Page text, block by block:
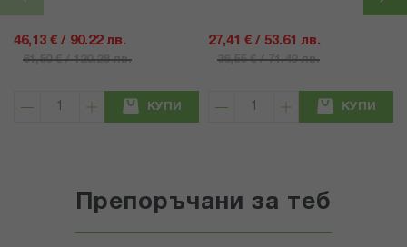
46,13 € / 90.22 лв.
61,50 € / 120.28 лв.
КУПИ
27,41 € / 53.61 лв.
36,55 € / 71.49 лв.
КУПИ
Препоръчани за теб